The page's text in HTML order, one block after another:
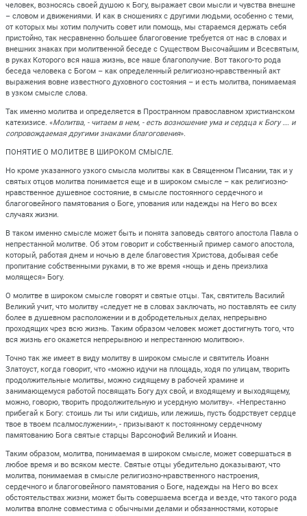
человек, возносясь своей душою к Богу, выражает свои мысли и чувства внешне
– словом и движениями. И как в сношениях с другими людьми, особенно с теми,
от которых мы хотим получить совет или помощь, мы стараемся держать себя
пристойно, так несравненно большее благоговение требуется от нас в словах и
внешних знаках при молитвенной беседе с Существом Высочайшим и Всесвятым,
в руках Которого вся наша жизнь, все наше благополучие. Вот такого-то рода
беседа человека с Богом – как определенный религиозно-нравственный акт
выражения вовне известного духовного состояния – и есть молитва, понимаемая
в узком смысле слова.
Так именно молитва и определяется в Пространном православном христианском
катехизисе. «Молитва, - читаем в нем, - есть возношение ума и сердца к Богу …. и
сопровождаемая другими знаками благоговения».
ПОНЯТИЕ О МОЛИТВЕ В ШИРОКОМ СМЫСЛЕ.
Но кроме указанного узкого смысла молитвы как в Священном Писании, так и у
святых отцов молитва понимается еще и в широком смысле – как религиозно-
нравственное душевное состояние, в смысле постоянного сердечного и
благоговейного памятования о Боге, упования или надежды на Него во всех
случаях жизни.
В таком именно смысле может быть и понята заповедь святого апостола Павла о
непрестанной молитве. Об этом говорит и собственный пример самого апостола,
который, работая днем и ночью в деле благовестия Христова, добывая себе
пропитание собственными руками, в то же время «нощь и день преизлиха
молящеся» Богу.
О молитве в широком смысле говорят и святые отцы. Так, святитель Василий
Великий учит, что молитву «следует не в словах заключать, но поставлять ее силу
более в душевном расположении и в добродетельных делах, непрерывно
проходящих чрез всю жизнь. Таким образом человек может достигнуть того, что
вся жизнь его окажется непрерывною и непрестанною молитвою».
Точно так же имеет в виду молитву в широком смысле и святитель Иоанн
Златоуст, когда говорит, что «можно идучи на площадь, ходя по улицам, творить
продолжительные молитвы, можно сидящему в рабочей храмине и
занимающемуся работой посвящать Богу дух свой, и входящему и выходящему,
можно, говорю, творить продолжительную и усердную молитву». «Непрестанно
прибегай к Богу: стоишь ли ты или сидишь, или лежишь, пусть бодрствует сердце
твое в твоем псалмослужении», - призывают к постоянному сердечному
памятованию Бога святые старцы Варсонофий Великий и Иоанн.
Таким образом, молитва, понимаемая в широком смысле, может совершаться в
любое время и во всяком месте. Святые отцы убедительно доказывают, что
молитва, понимаемая в смысле религиозно-нравственного настроения,
сердечного и благоговейного памятования о Боге, надежды на Него во всех
обстоятельствах жизни, может быть совершаема всегда и везде, что такого рода
молитва вполне совместима с обычными делами и обязанностями, которые